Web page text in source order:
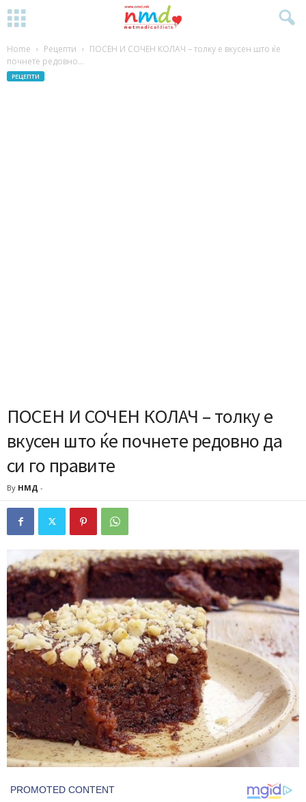
Home Рецепти
ПОСЕН И СОЧЕН КОЛАЧ – толку е вкусен што ќе
почнете редовно...
РЕЦЕПТИ
ПОСЕН И СОЧЕН КОЛАЧ – толку е
вкусен што ќе почнете редовно да
си го правите
By НМД -